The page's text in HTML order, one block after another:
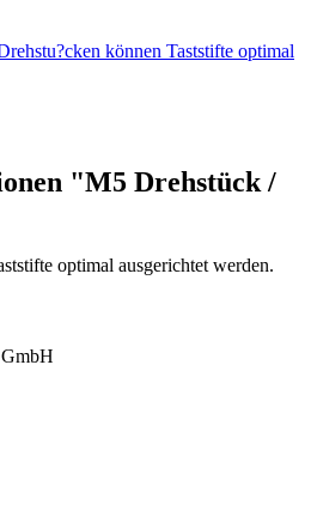
können Taststifte optimal
"M5 Drehstück /
optimal ausgerichtet werden.